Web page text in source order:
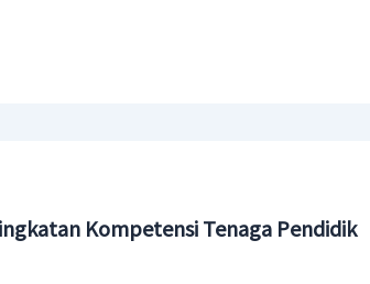
Kompetensi Tenaga Pendidik